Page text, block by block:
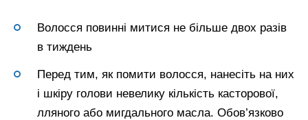
Волосся повинні митися не більше двох разів
в тиждень
Перед тим, як помити волосся, нанесіть на них
і шкіру голови невелику кількість касторової,
лляного або мигдального масла. Обов’язково